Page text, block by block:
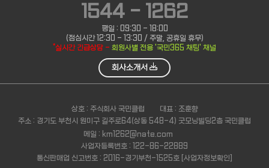
1544 - 1262
평일 : 09:30 - 18:00
(점심시간 12:30 - 13:30 / 주말, 공휴일 휴무)
*실시간 긴급상담 - 회원사별 전용 '국민365 채팅' 채널
회사소개서
상호 : 주식회사 국민클럽
대표 : 조훈향
주소 : 경기도 부천시 원미구 길주로64(상동 548-4) 굿모닝빌딩2층 국민클럽
메일 : km1262@nate.com
사업자등록번호 : 122-86-22889
통신판매업 신고번호 : 2016-경기부천-1525호 [사업자정보확인]